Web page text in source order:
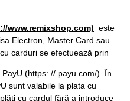
www.remixshop.com) este
Electron, Master Card sau
carduri se efectuează prin
(https: //.payu.com/). În
sunt valabile la plata cu
cu cardul fără a introduce